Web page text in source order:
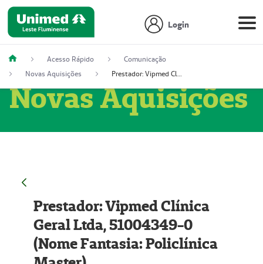
Login
Acesso Rápido
Comunicação
Novas Aquisições
Prestador: Vipmed Clínica Geral Ltda, 51004349-0 (Nome Fantasia: Policlínica Master)
Novas Aquisições
Prestador: Vipmed Clínica
Geral Ltda, 51004349-0
(Nome Fantasia: Policlínica